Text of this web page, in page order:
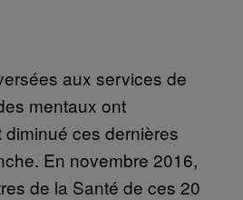
aux services de
mentaux ont
ces dernières
En novembre 2016,
de la Santé de ces 20